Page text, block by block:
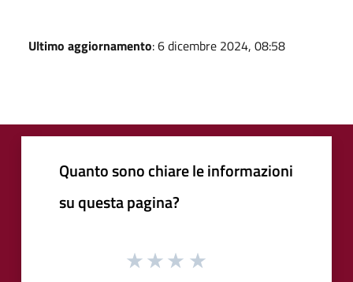
Ultimo aggiornamento: 6 dicembre 2024, 08:58
Quanto sono chiare le informazioni
su questa pagina?